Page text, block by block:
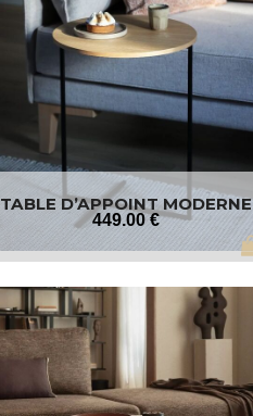
TABLE D’APPOINT MODERNE
449.00 €